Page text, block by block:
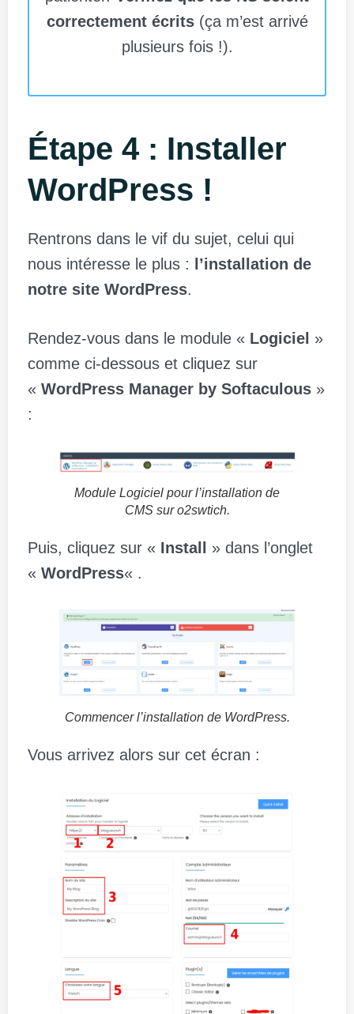
correctement écrits(ça m’est arrivé
plusieurs fois !).
Étape 4 : Installer
WordPress !
Rentrons dans le vif du sujet, celui qui
nous intéresse le plus : l’installation de
notre site WordPress.
Rendez-vous dans le module « Logiciel »
comme ci-dessous et cliquez sur
« WordPress Manager by Softaculous »
:
Module Logiciel pour l’installation de
CMS sur o2swtich.
Puis, cliquez sur « Install » dans l’onglet
« WordPress« .
Commencer l’installation de WordPress.
Vous arrivez alors sur cet écran :